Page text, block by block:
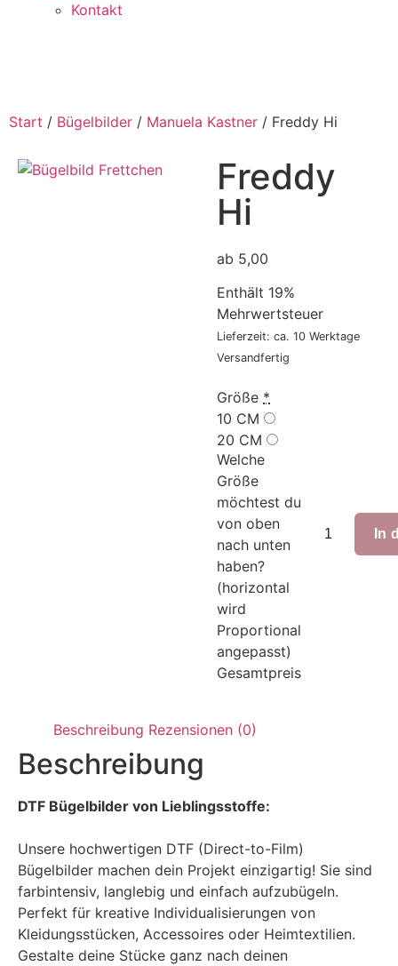
Kontakt
Start / Bügelbilder / Manuela Kastner / Freddy Hi
Freddy
Hi
ab 5,00
Enthält 19%
Mehrwertsteuer
Lieferzeit: ca. 10 Werktage
Versandfertig
Größe *
10 CM
20 CM
Welche
Größe
möchtest du
von oben
nach unten
haben?
(horizontal
wird
Proportional
angepasst)
Gesamtpreis
In
Beschreibung Rezensionen (0)
Beschreibung
DTF Bügelbilder von Lieblingsstoffe:
Unsere hochwertigen DTF (Direct-to-Film)
Bügelbilder machen dein Projekt einzigartig! Sie sind
farbintensiv, langlebig und einfach aufzubügeln.
Perfekt für kreative Individualisierungen von
Kleidungsstücken, Accessoires oder Heimtextilien.
Gestalte deine Stücke ganz nach deinen